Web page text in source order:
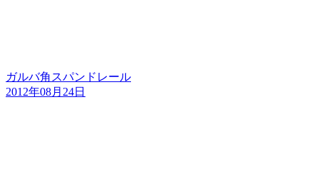
ガルバ角スパンドレール
2012年08月24日